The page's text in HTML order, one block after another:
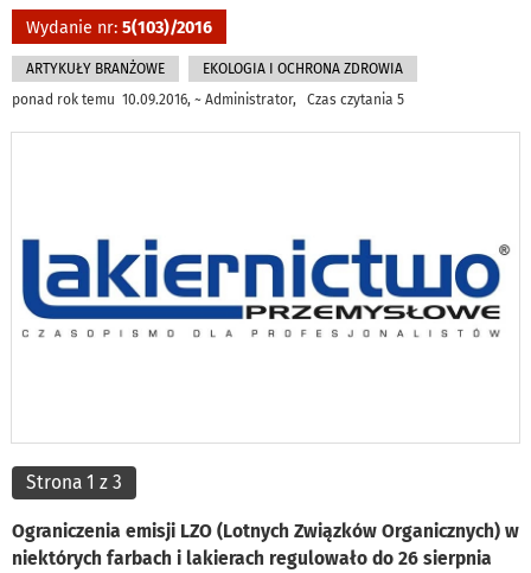
Wydanie nr: 5(103)/2016
ARTYKUŁY BRANŻOWE
EKOLOGIA I OCHRONA ZDROWIA
ponad rok temu 10.09.2016, ~ Administrator, Czas czytania 5
Strona 1 z 3
Ograniczenia emisji LZO (Lotnych Związków Organicznych) w
niektórych farbach i lakierach regulowało do 26 sierpnia